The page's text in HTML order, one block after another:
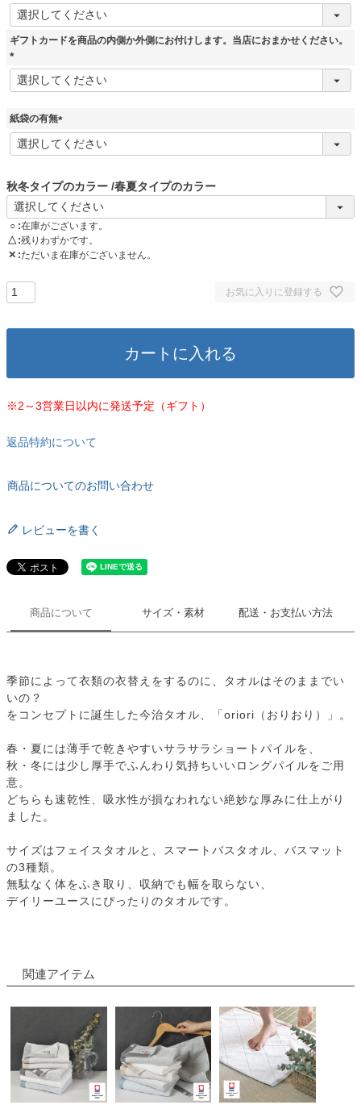
)
(
須
ギフトカードを商品の内側か外側にお付けします。当店におまかせください。
(
必
)紙袋の有無
(
必
)
秋冬タイプのカラー 春夏タイプのカラー
○ 在庫がございます。
△ 残りわずかです。
✕ ただいま在庫がございません。
お気に入りに登録する
カートに入れる
※2～3営業日以内に発送予定（ギフト）
返品特約について
商品についてのお問い合わせ
レビューを書く
商品について サイズ・素材 配送・お支払い方法
季節によって衣類の衣替えをするのに、タオルはそのままでい
いの？
をコンセプトに誕生した今治タオル、「oriori（おりおり）」。
春・夏には薄手で乾きやすいサラサラショートパイルを、
秋・冬には少し厚手でふんわり気持ちいいロングパイルをご用
意。
どちらも速乾性、吸水性が損なわれない絶妙な厚みに仕上がり
ました。
サイズはフェイスタオルと、スマートバスタオル、バスマット
の3種類。
無駄なく体をふき取り、収納でも幅を取らない、
デイリーユースにぴったりのタオルです。
関連アイテム